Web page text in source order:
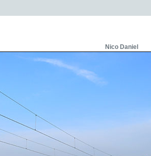
Nico Daniel